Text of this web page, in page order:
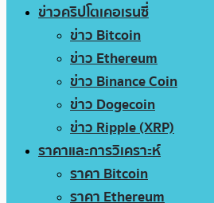
ข่าวคริปโตเคอเรนซี่
ข่าว Bitcoin
ข่าว Ethereum
ข่าว Binance Coin
ข่าว Dogecoin
ข่าว Ripple (XRP)
ราคาและการวิเคราะห์
ราคา Bitcoin
ราคา Ethereum